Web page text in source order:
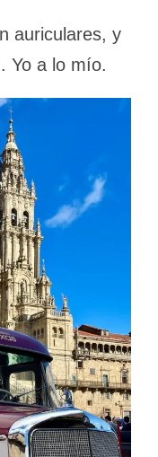
auriculares, y
Yo a lo mío.